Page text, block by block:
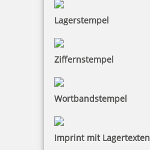
Lagerstempel
Ziffernstempel
Wortbandstempel
Imprint mit Lagertexten